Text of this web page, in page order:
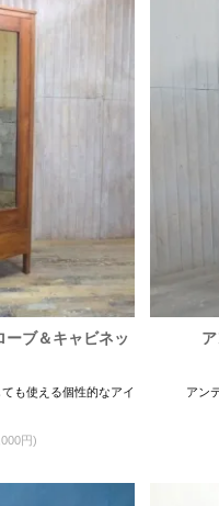
ーブ＆キャビネッ
も使える個性的なアイ
円)
アン